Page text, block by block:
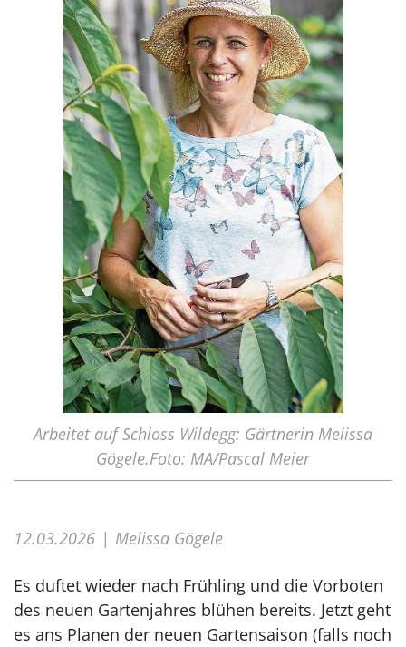
Arbeitet auf Schloss Wildegg: Gärtnerin Melissa
Gögele.Foto: MA/Pascal Meier
12.03.2026 Melissa Gögele
Es duftet wieder nach Frühling und die Vorboten
des neuen Gartenjahres blühen bereits. Jetzt geht
es ans Planen der neuen Gartensaison (falls noch